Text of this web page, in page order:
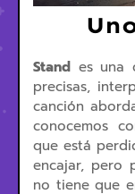
Stand es una
precisas,
canción
conocemos
que está
encajar, pero
no tiene que